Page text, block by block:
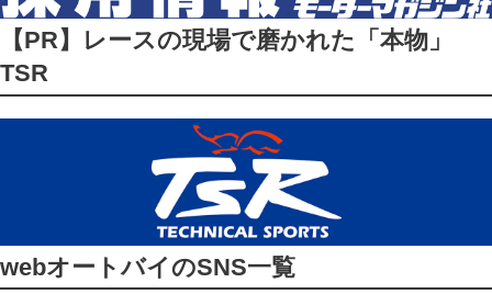
【PR】レースの現場で磨かれた「本物」
TSR
webオートバイのSNS一覧